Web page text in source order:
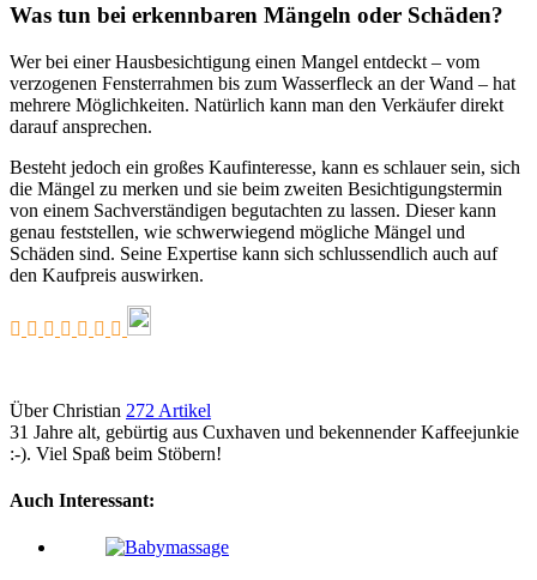
Was tun bei erkennbaren Mängeln oder Schäden?
Wer bei einer Hausbesichtigung einen Mangel entdeckt – vom
verzogenen Fensterrahmen bis zum Wasserfleck an der Wand – hat
mehrere Möglichkeiten. Natürlich kann man den Verkäufer direkt
darauf ansprechen.
Besteht jedoch ein großes Kaufinteresse, kann es schlauer sein, sich
die Mängel zu merken und sie beim zweiten Besichtigungstermin
von einem Sachverständigen begutachten zu lassen. Dieser kann
genau feststellen, wie schwerwiegend mögliche Mängel und
Schäden sind. Seine Expertise kann sich schlussendlich auch auf
den Kaufpreis auswirken.
Über Christian 272 Artikel
31 Jahre alt, gebürtig aus Cuxhaven und bekennender Kaffeejunkie
:-). Viel Spaß beim Stöbern!
Auch Interessant: